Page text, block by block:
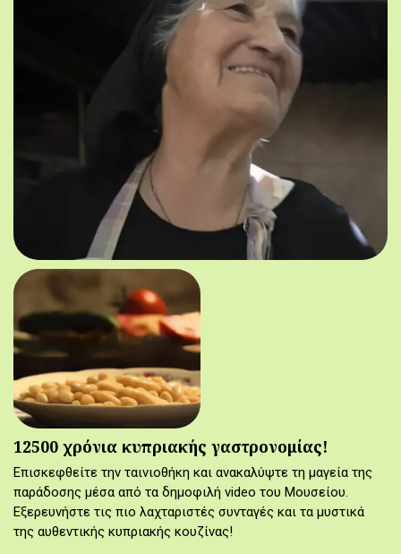
12500 χρόνια κυπριακής γαστρονομίας!
Επισκεφθείτε την ταινιοθήκη και ανακαλύψτε τη μαγεία της
παράδοσης μέσα από τα δημοφιλή video του Μουσείου.
Εξερευνήστε τις πιο λαχταριστές συνταγές και τα μυστικά
της αυθεντικής κυπριακής κουζίνας!